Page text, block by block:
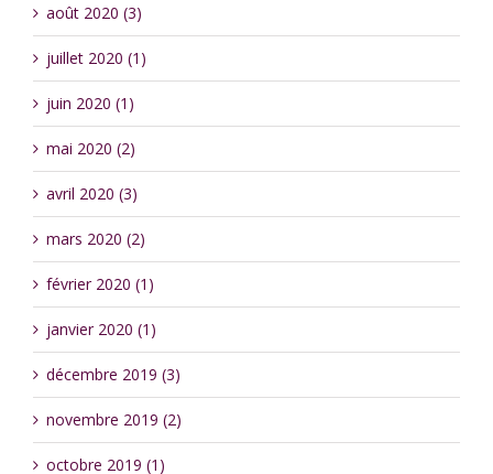
août 2020 (3)
juillet 2020 (1)
juin 2020 (1)
mai 2020 (2)
avril 2020 (3)
mars 2020 (2)
février 2020 (1)
janvier 2020 (1)
décembre 2019 (3)
novembre 2019 (2)
octobre 2019 (1)